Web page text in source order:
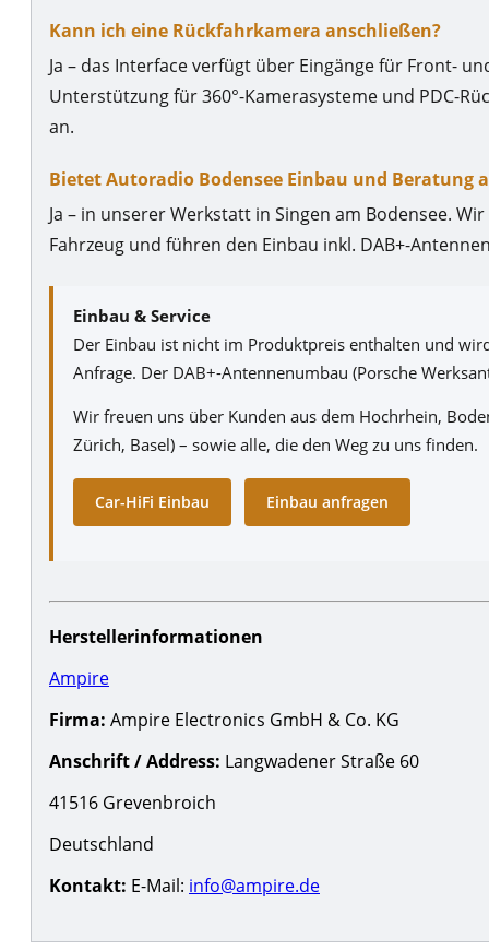
Kann ich eine Rückfahrkamera anschließen?
Ja – das Interface verfügt über Eingänge für Front-
Unterstützung für 360°-Kamerasysteme und PDC-
an.
Bietet Autoradio Bodensee Einbau und Beratung
Ja – in unserer Werkstatt in Singen am Bodensee.
Fahrzeug und führen den Einbau inkl. DAB+-
Einbau & Service
Der Einbau ist nicht im Produktpreis enthalten und
Anfrage. Der DAB+-Antennenumbau (Porsche
Wir freuen uns über Kunden aus dem Hochrhein,
Zürich, Basel) – sowie alle, die den Weg zu uns finden.
Car-HiFi Einbau Einbau anfragen
Herstellerinformationen
Ampire
Firma: Ampire Electronics GmbH & Co. KG
Anschrift / Address: Langwadener Straße 60
41516 Grevenbroich
Deutschland
Kontakt: E-Mail: info@ampire.de